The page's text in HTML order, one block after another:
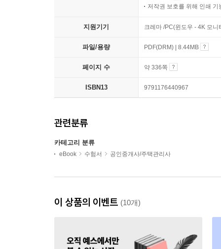
저작권 보호를 위해 인쇄 기
지원기기 크레마 /PC(윈도우 - 4K 모
파일/용량 PDF(DRM) | 8.44MB
페이지 수 약 336쪽
ISBN13 9791176440967
관련분류
카테고리 분류
eBook 수험서 공인중개사/주택관리사
이 상품의 이벤트 (10개)